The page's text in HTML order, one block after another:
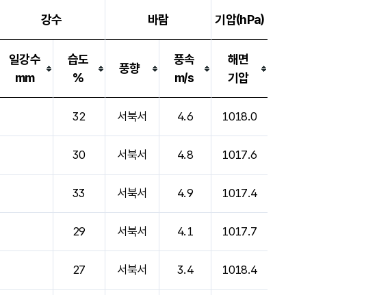
강수 바람 기압(hPa)
일강수
mm
습도
%
풍향
풍속
m/s
해면
기압
32 서북서 4.6 1018.0
30 서북서 4.8 1017.6
33 서북서 4.9 1017.4
29 서북서 4.1 1017.7
27 서북서 3.4 1018.4